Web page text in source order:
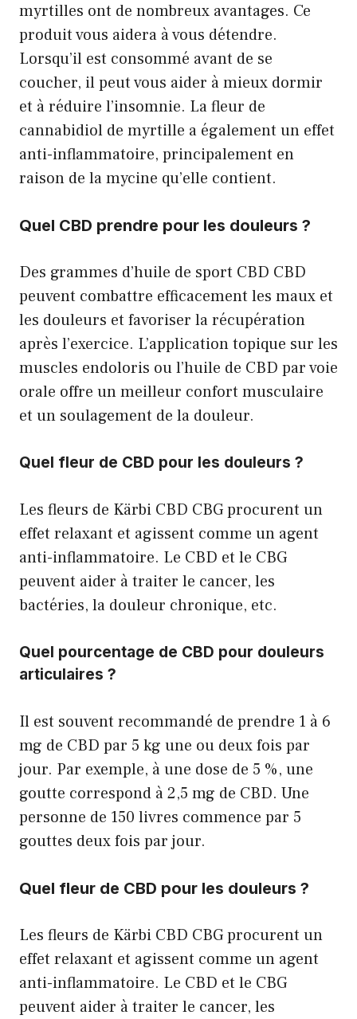
myrtilles ont de nombreux avantages. Ce
produit vous aidera à vous détendre.
Lorsqu’il est consommé avant de se
coucher, il peut vous aider à mieux dormir
et à réduire l’insomnie. La fleur de
cannabidiol de myrtille a également un effet
anti-inflammatoire, principalement en
raison de la mycine qu’elle contient.
Quel CBD prendre pour les douleurs ?
Des grammes d’huile de sport CBD CBD
peuvent combattre efficacement les maux et
les douleurs et favoriser la récupération
après l’exercice. L’application topique sur les
muscles endoloris ou l’huile de CBD par voie
orale offre un meilleur confort musculaire
et un soulagement de la douleur.
Quel fleur de CBD pour les douleurs ?
Les fleurs de Kärbi CBD CBG procurent un
effet relaxant et agissent comme un agent
anti-inflammatoire. Le CBD et le CBG
peuvent aider à traiter le cancer, les
bactéries, la douleur chronique, etc.
Quel pourcentage de CBD pour douleurs
articulaires ?
Il est souvent recommandé de prendre 1 à 6
mg de CBD par 5 kg une ou deux fois par
jour. Par exemple, à une dose de 5 %, une
goutte correspond à 2,5 mg de CBD. Une
personne de 150 livres commence par 5
gouttes deux fois par jour.
Quel fleur de CBD pour les douleurs ?
Les fleurs de Kärbi CBD CBG procurent un
effet relaxant et agissent comme un agent
anti-inflammatoire. Le CBD et le CBG
peuvent aider à traiter le cancer, les